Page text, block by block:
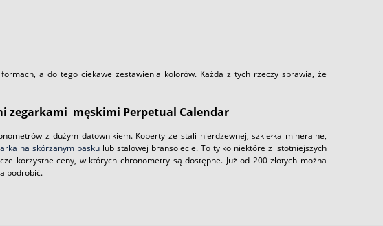
a do tego ciekawe zestawienia kolorów. Każda z tych rzeczy sprawia, że
zegarkami męskimi Perpetual Calendar
z dużym datownikiem. Koperty ze stali nierdzewnej, szkiełka mineralne,
na skórzanym paskulub stalowej bransolecie. To tylko niektóre z istotniejszych
korzystne ceny, w których chronometry są dostępne. Już od 200 złotych można
podrobić.